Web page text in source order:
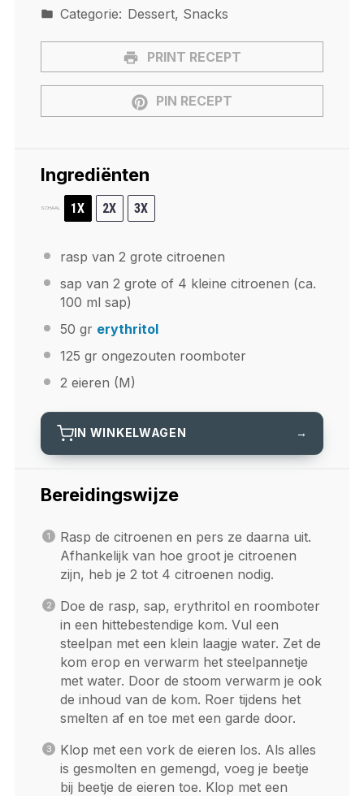
Categorie: Dessert, Snacks
PRINT RECEPT
PIN RECEPT
Ingrediënten
SCHAAL 1X 2X 3X
rasp van 2 grote citroenen
sap van 2 grote of 4 kleine citroenen (ca.
100 ml sap)
50 gr erythritol
125 gr ongezouten roomboter
2 eieren (M)
IN WINKELWAGEN →
Bereidingswijze
Rasp de citroenen en pers ze daarna uit.
Afhankelijk van hoe groot je citroenen
zijn, heb je 2 tot 4 citroenen nodig.
Doe de rasp, sap, erythritol en roomboter
in een hittebestendige kom. Vul een
steelpan met een klein laagje water. Zet de
kom erop en verwarm het steelpannetje
met water. Door de stoom verwarm je ook
de inhoud van de kom. Roer tijdens het
smelten af en toe met een garde door.
Klop met een vork de eieren los. Als alles
is gesmolten en gemengd, voeg je beetje
bij beetje de eieren toe. Klop met een